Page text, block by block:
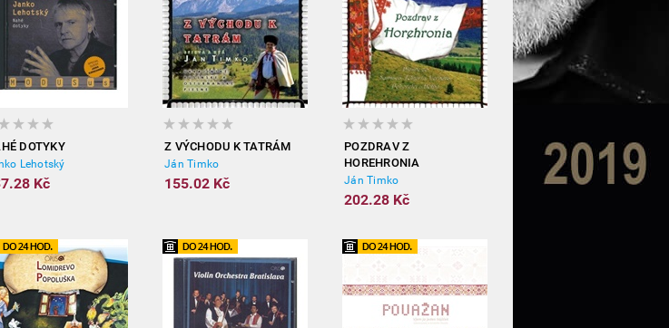
DOTYKY
Lehotský
Kč
Z VÝCHODU K TATRÁM
Ján Timko
155.02 Kč
POZDRAV Z
HOREHRONIA
Ján Timko
202.28 Kč